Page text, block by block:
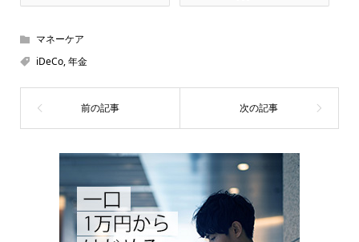
マネーケア
iDeCo,年金